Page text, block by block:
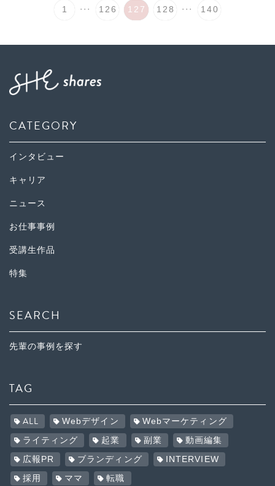
1 ... 126 127 128 ... 140
CATEGORY
インタビュー
キャリア
ニュース
お仕事事例
受講生作品
特集
SEARCH
先輩の事例を探す
TAG
ALL Webデザイン Webマーケティング
ライティング 起業 副業 動画編集
広報PR ブランディング INTERVIEW
採用 ママ 転職